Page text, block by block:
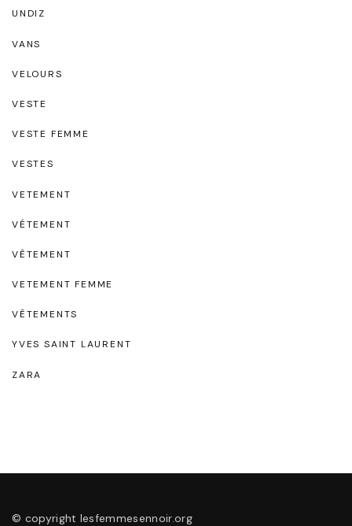
UNDIZ
VANS
VELOURS
VESTE
VESTE FEMME
VESTES
VETEMENT
VÉTEMENT
VÊTEMENT
VETEMENT FEMME
VÊTEMENTS
YVES SAINT LAURENT
ZARA
© copyright lesfemmesennoir.org